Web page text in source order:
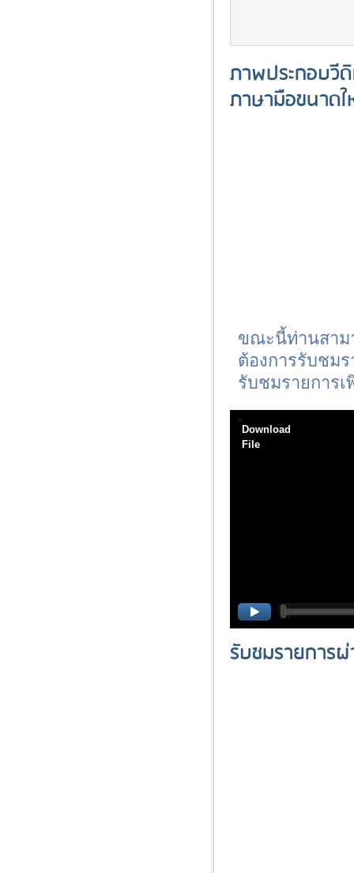
ภาพประกอบวี
ภาษามือขนาด
ขณะนี้ท่านสาม
ต้องการรับชม
รับชมรายการเ
Download
File
track on / track off
รับชมรายการผ่